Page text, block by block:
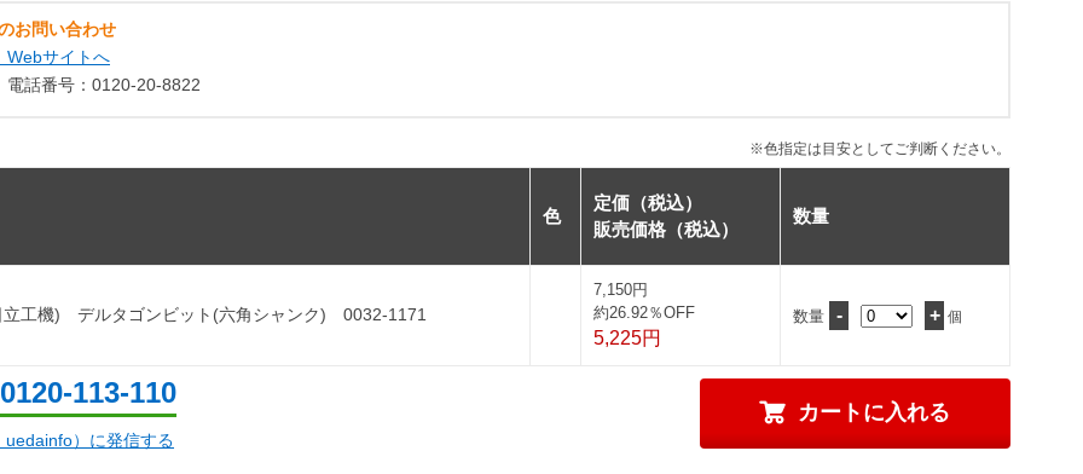
お問い合わせ
Webサイトへ
電話番号：0120-20-8822
※色指定は目安としてご判断ください。
色
定価（税込）
販売価格（税込）
数量
立工機) デルタゴンビット(六角シャンク) 0032-1171
7,150円
約26.92％OFF
5,225円
数量 - + 個
0120-113-110
uedainfo）に発信する